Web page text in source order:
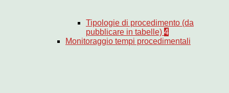
Tipologie di procedimento (da
pubblicare in tabelle) 4
Monitoraggio tempi procedimentali